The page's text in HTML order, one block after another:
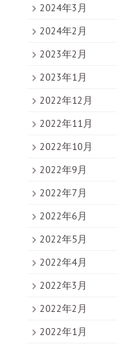
2024年3月
2024年2月
2023年2月
2023年1月
2022年12月
2022年11月
2022年10月
2022年9月
2022年7月
2022年6月
2022年5月
2022年4月
2022年3月
2022年2月
2022年1月